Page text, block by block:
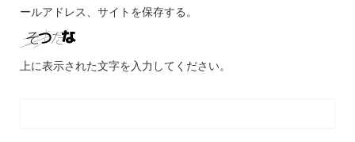
ールアドレス、サイトを保存する。
上に表示された文字を入力してください。